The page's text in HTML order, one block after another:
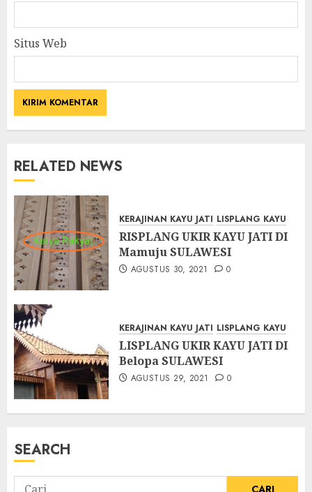
Situs Web
RELATED NEWS
KERAJINAN KAYU JATI LISPLANG KAYU
RISPLANG UKIR KAYU JATI DI
Mamuju SULAWESI
AGUSTUS 30, 2021 0
KERAJINAN KAYU JATI LISPLANG KAYU
LISPLANG UKIR KAYU JATI DI
Belopa SULAWESI
AGUSTUS 29, 2021 0
SEARCH